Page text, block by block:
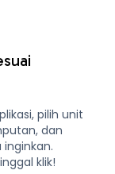
pilih unit
dan
klik!